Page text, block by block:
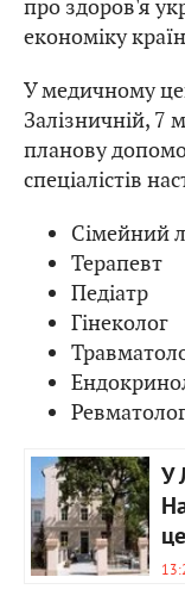
про здоров'я
економіку
У медичному
Залізничній, 7
планову
спеціалістів
Сімейний
Терапевт
Педіатр
Гінеколог
У